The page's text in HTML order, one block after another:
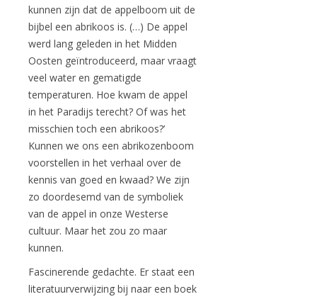
kunnen zijn dat de appelboom uit de
bijbel een abrikoos is. (…) De appel
werd lang geleden in het Midden
Oosten geïntroduceerd, maar vraagt
veel water en gematigde
temperaturen. Hoe kwam de appel
in het Paradijs terecht? Of was het
misschien toch een abrikoos?’
Kunnen we ons een abrikozenboom
voorstellen in het verhaal over de
kennis van goed en kwaad? We zijn
zo doordesemd van de symboliek
van de appel in onze Westerse
cultuur. Maar het zou zo maar
kunnen.
Fascinerende gedachte. Er staat een
literatuurverwijzing bij naar een boek